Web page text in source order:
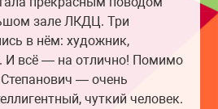
зале ЛКДЦ. Три
в нём: художник,
И всё — на отлично! Помимо
— очень
чуткий человек.